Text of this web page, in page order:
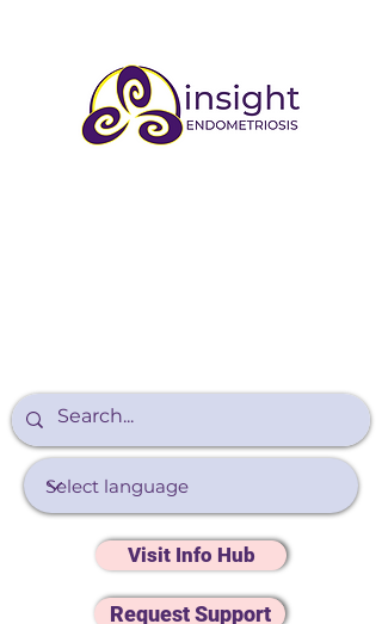
Request Support
Visit Info Hub